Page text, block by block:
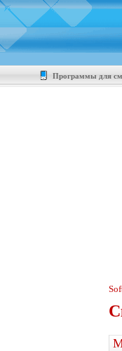
Программы для